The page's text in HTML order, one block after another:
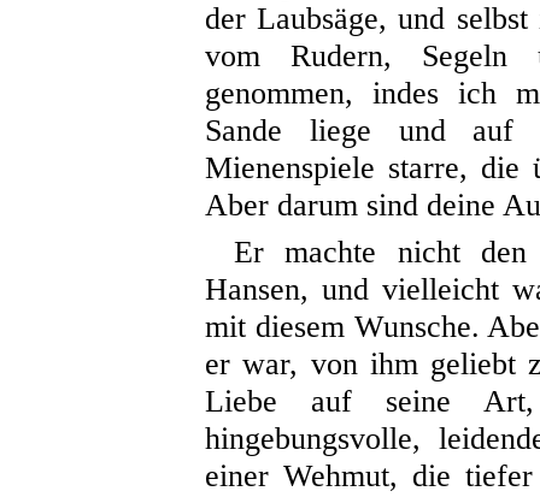
der Laubsäge, und
vom Rudern, Segeln
genommen, indes ich
Sande liege und auf
Mienenspiele starre, die
Aber darum sind deine
Er machte nicht
Hansen, und vielleicht
mit diesem Wunsche.
er war, von ihm geliebt
Liebe auf seine
hingebungsvolle,
einer Wehmut, die